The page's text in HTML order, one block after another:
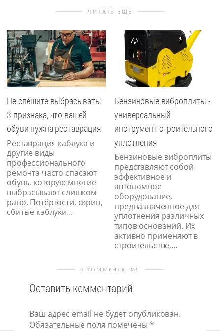
ЧИТАТЬ ЕЩЕ
Не спешите выбрасывать:
3 признака, что вашей
обуви нужна реставрация
Реставрация каблука и
другие виды
профессионального
ремонта часто спасают
обувь, которую многие
выбрасывают слишком
рано. Потёртости, скрип,
сбитые каблуки...
Бензиновые виброплиты -
универсальный
инструмент строительного
уплотнения
Бензиновые виброплиты
представляют собой
эффективное и
автономное
оборудование,
предназначенное для
уплотнения различных
типов оснований. Их
активно применяют в
строительстве,...
0 КОММЕНТАРИЯ
Оставить комментарий
Ваш адрес email не будет опубликован.
Обязательные поля помечены *